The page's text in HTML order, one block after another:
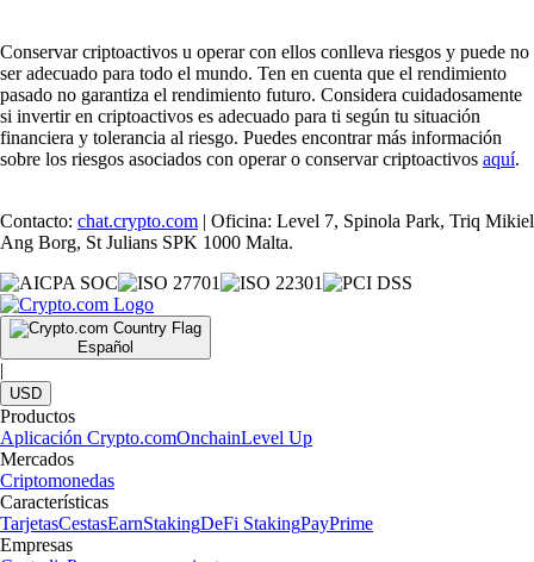
Conservar criptoactivos u operar con ellos conlleva riesgos y puede no
ser adecuado para todo el mundo. Ten en cuenta que el rendimiento
pasado no garantiza el rendimiento futuro. Considera cuidadosamente
si invertir en criptoactivos es adecuado para ti según tu situación
financiera y tolerancia al riesgo. Puedes encontrar más información
sobre los riesgos asociados con operar o conservar criptoactivos aquí.
Contacto: chat.crypto.com | Oficina: Level 7, Spinola Park, Triq Mikiel
Ang Borg, St Julians SPK 1000 Malta.
Español
|
USD
Productos
Aplicación Crypto.comOnchainLevel Up
Mercados
Criptomonedas
Características
TarjetasCestasEarnStakingDeFi StakingPayPrime
Empresas